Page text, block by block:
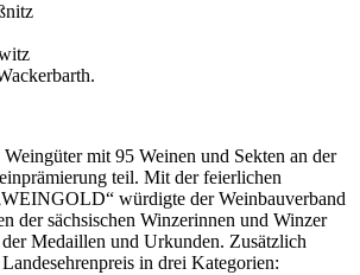
Weingüter mit 95 Weinen und Sekten an der
teil. Mit der feierlichen
würdigte der Weinbauverband
der sächsischen Winzerinnen und Winzer
Medaillen und Urkunden. Zusätzlich
in drei Kategorien: